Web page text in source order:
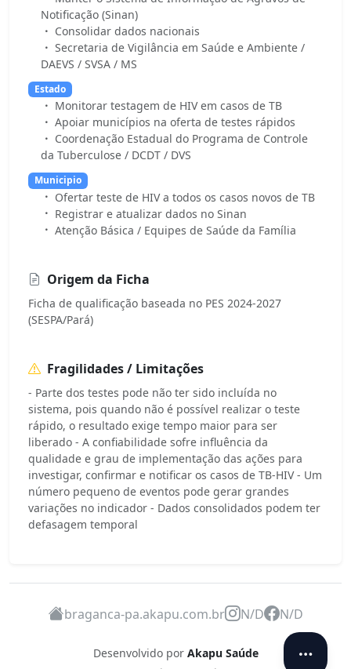
Notificação (Sinan)
Consolidar dados nacionais
Secretaria de Vigilância em Saúde e Ambiente /
DAEVS / SVSA / MS
Estado
Monitorar testagem de HIV em casos de TB
Apoiar municípios na oferta de testes rápidos
Coordenação Estadual do Programa de Controle
da Tuberculose / DCDT / DVS
Municipio
Ofertar teste de HIV a todos os casos novos de TB
Registrar e atualizar dados no Sinan
Atenção Básica / Equipes de Saúde da Família
Origem da Ficha
Ficha de qualificação baseada no PES 2024-2027
(SESPA/Pará)
Fragilidades / Limitações
- Parte dos testes pode não ter sido incluída no
sistema, pois quando não é possível realizar o teste
rápido, o resultado exige tempo maior para ser
liberado - A confiabilidade sofre influência da
qualidade e grau de implementação das ações para
investigar, confirmar e notificar os casos de TB-HIV - Um
número pequeno de eventos pode gerar grandes
variações no indicador - Dados consolidados podem ter
defasagem temporal
braganca-pa.akapu.com.br N/D N/D
Desenvolvido por Akapu Saúde